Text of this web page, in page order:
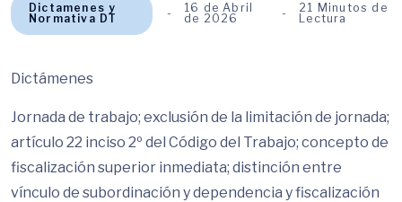
Dictamenes y
Normativa DT
16 de Abril
de 2026
21 Minutos de
Lectura
Dictámenes
Jornada de trabajo; exclusión de la limitación de jornada;
artículo 22 inciso 2º del Código del Trabajo; concepto de
fiscalización superior inmediata; distinción entre
vínculo de subordinación y dependencia y fiscalización